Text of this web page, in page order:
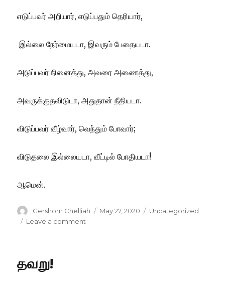
எடுப்பவர் அறியார், எடுப்பதும் தெரியார்,
இல்லை நேர்மையடா, இவரும் பேதையடா.
அடுப்பவர் நினைத்து, அவரை அணைத்து,
அவருக்குதவிடுடா, அதுதான் நீதியடா.
விடுப்பவர் வீழ்வார், வெந்தும் போவார்;
விடுதலை இல்லையடா, வீட்டில் போதியடா!
ஆமென்.
Author
Gershom Chelliah
Posted
May 27, 2020 Categories
Uncategorized
Leave a comment
தவறு!